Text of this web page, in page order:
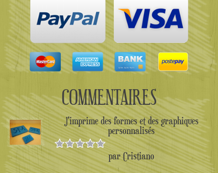
COMMENTAIRES
J'imprime des formes et des graphiques
personnalisés
Note 5sur
5
par Cristiano